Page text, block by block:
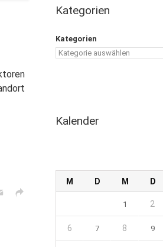
Kategorien
Kategorien
Kalender
M D M D
1 2
6 7 8 9